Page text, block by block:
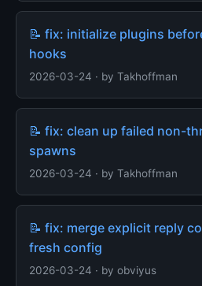
📝 fix: initialize plugins
hooks
2026-03-24 · by Takhoffman
📝 fix: clean up failed non-
spawns
2026-03-24 · by Takhoffman
📝 fix: merge explicit reply
fresh config
2026-03-24 · by obviyus